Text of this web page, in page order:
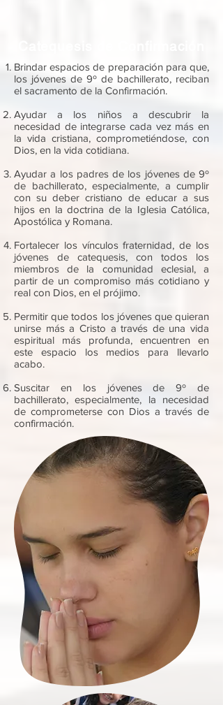
Brindar espacios de preparación para que,
los jóvenes de 9º de bachillerato, reciban
el sacramento de la Confirmación.
Ayudar a los niños a descubrir la
necesidad de integrarse cada vez más en
la vida cristiana, comprometiéndose, con
Dios, en la vida cotidiana.
Ayudar a los padres de los jóvenes de 9º
de bachillerato, especialmente, a cumplir
con su deber cristiano de educar a sus
hijos en la doctrina de la Iglesia Católica,
Apostólica y Romana.
Fortalecer los vínculos fraternidad, de los
jóvenes de catequesis, con todos los
miembros de la comunidad eclesial, a
partir de un compromiso más cotidiano y
real con Dios, en el prójimo.
Permitir que todos los jóvenes que quieran
unirse más a Cristo a través de una vida
espiritual más profunda, encuentren en
este espacio los medios para llevarlo
acabo.
Suscitar en los jóvenes de 9º de
bachillerato, especialmente, la necesidad
de comprometerse con Dios a través de
confirmación.